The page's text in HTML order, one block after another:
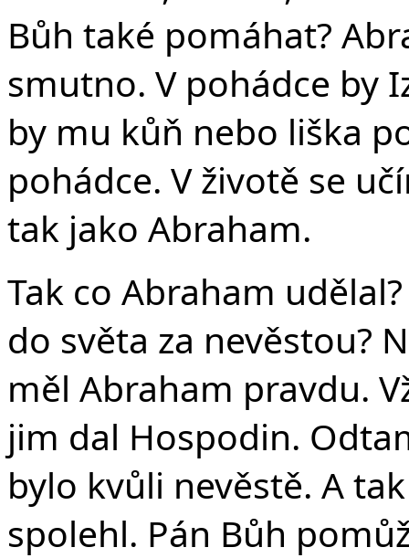
Bůh také pomáhat?
smutno. V pohádce by
by mu kůň nebo liška
pohádce. V životě se
tak jako Abraham.
Tak co Abraham
do světa za nevěstou?
měl Abraham pravdu.
jim dal Hospodin.
bylo kvůli nevěstě. A
spolehl. Pán Bůh